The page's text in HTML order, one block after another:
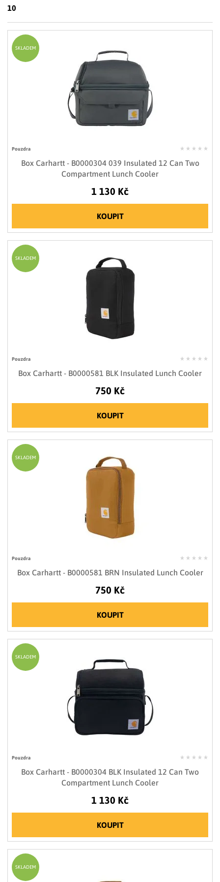
LIMITOVANÉ EDICE
RUKAVICE
10
Pouzdra
Box Carhartt - B0000304 039 Insulated 12 Can Two
Compartment Lunch Cooler
1 130 Kč
KOUPIT
SKLADEM
Pouzdra
Box Carhartt - B0000581 BLK Insulated Lunch Cooler
750 Kč
KOUPIT
SKLADEM
Pouzdra
Box Carhartt - B0000581 BRN Insulated Lunch Cooler
750 Kč
KOUPIT
SKLADEM
Pouzdra
Box Carhartt - B0000304 BLK Insulated 12 Can Two
Compartment Lunch Cooler
1 130 Kč
KOUPIT
SKLADEM
SKLADEM